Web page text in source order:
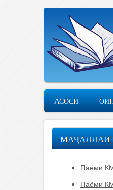
Основная
навигация
(tj)
АСОСӢ
МАҶАЛЛАИ
Паёми
Паёми